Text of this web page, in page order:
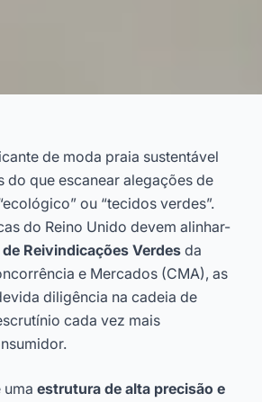
Unido para
de Moda Praia
2025-11 Lydia
Consulte Agora
de moda praia sustentável
do que escanear alegações de
ou “tecidos verdes”.
do Reino Unido devem alinhar-
Reivindicações Verdes da
e Mercados (CMA), as
diligência na cadeia de
cada vez mais
uma estrutura de alta precisão e